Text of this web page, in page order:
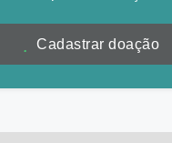
Cadastrar doação